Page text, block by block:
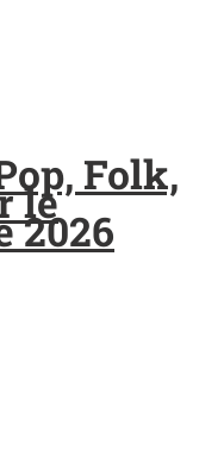
Folk,
le
2026